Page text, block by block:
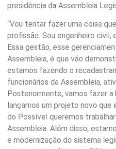
presidência da Assembleia
“Vou tentar fazer uma coisa
profissão. Sou engenheiro
Essa gestão, esse
Assembleia, é que vão
estamos fazendo o
funcionários da Assembleia,
Posteriormente, vamos fazer
lançamos um projeto novo que
do Possível queremos
Assembleia. Além disso,
e modernização do sistema